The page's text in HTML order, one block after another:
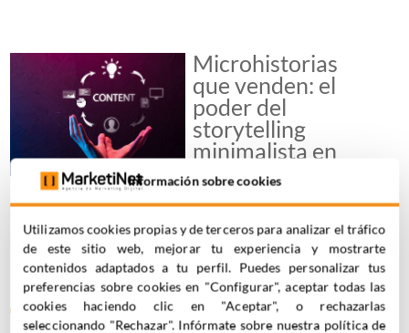
Microhistorias
que venden: el
poder del
storytelling
minimalista en
redes sociales
DESCUBRE NUESTROS EBOOKS
Información sobre cookies
Utilizamos cookies propias y de terceros para analizar el tráfico
de este sitio web, mejorar tu experiencia y mostrarte
contenidos adaptados a tu perfil. Puedes personalizar tus
preferencias sobre cookies en "Configurar", aceptar todas las
cookies haciendo clic en "Aceptar", o rechazarlas
seleccionando "Rechazar". Infórmate sobre nuestra política de